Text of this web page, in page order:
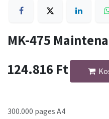
MK-475
124.816 Ft
300.000 pages A4